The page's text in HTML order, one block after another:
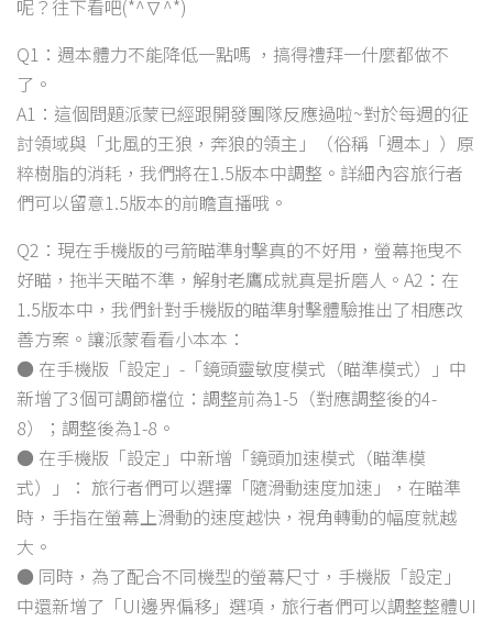
呢？往下看吧(*^∇^*)
Q1：週本體力不能降低一點嗎 ，搞得禮拜一什麼都做不
了。
A1：這個問題派蒙已經跟開發團隊反應過啦~對於每週的征
討領域與「北風的王狼，奔狼的領主」（俗稱「週本」）原
粹樹脂的消耗，我們將在1.5版本中調整。詳細內容旅行者
們可以留意1.5版本的前瞻直播哦。
Q2：現在手機版的弓箭瞄準射擊真的不好用，螢幕拖曳不
好瞄，拖半天瞄不準，解射老鷹成就真是折磨人。A2：在
1.5版本中，我們針對手機版的瞄準射擊體驗推出了相應改
善方案。讓派蒙看看小本本：
● 在手機版「設定」-「鏡頭靈敏度模式（瞄準模式）」中
新增了3個可調節檔位：調整前為1-5（對應調整後的4-
8）；調整後為1-8。
● 在手機版「設定」中新增「鏡頭加速模式（瞄準模
式）」： 旅行者們可以選擇「隨滑動速度加速」，在瞄準
時，手指在螢幕上滑動的速度越快，視角轉動的幅度就越
大。
● 同時，為了配合不同機型的螢幕尺寸，手機版「設定」
中還新增了「UI邊界偏移」選項，旅行者們可以調整整體UI